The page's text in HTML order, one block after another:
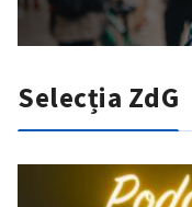
Selecția ZdG